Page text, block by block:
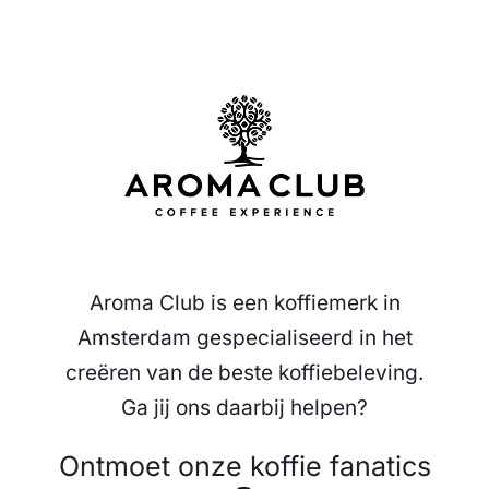
Aroma Club is een koffiemerk in
Amsterdam gespecialiseerd in het
creëren van de beste koffiebeleving.
Ga jij ons daarbij helpen?
Ontmoet onze koffie fanatics